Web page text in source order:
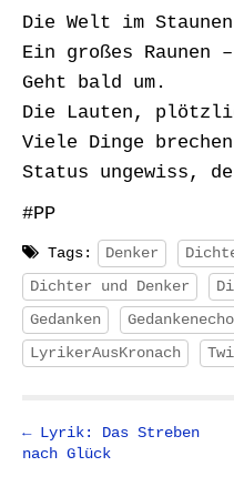
Die Welt im
Ein großes Raunen –
Geht bald um.
Die Lauten,
Viele Dinge
Status ungewiss,
#PP
Tags: Denker
Dichter und Denker
Gedanken
LyrikerAusKronach
P
o
← Lyrik: Das Streben
nach Glück